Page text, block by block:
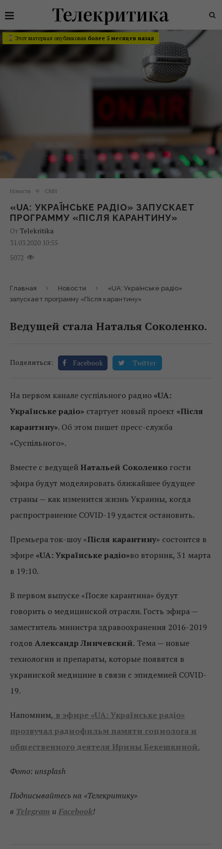
Этот материал опубликован более 5 месяцев назад
Новости СМИ
«UA: УКРАЇНСЬКЕ РАДІО» ЗАПУСКАЕТ
ПРОГРАММУ «ПІСЛЯ КАРАНТИНУ»
От Telekritika
31.03.2020 10:55
5072
Главная Новости
«UA: Українське радіо»
запускает программу «Після карантину»
Ведущей стала Наталья Соколенко.
Поделиться: Facebook Twitter
На первом канале суспільного радио «UA:
Українське радіо» стартует новый проект «Після
карантину». Об этом пишет пресс-служба
«Суспільного».
Вместе с ведущей Натальей Соколенко гости
эфира будут моделировать ближайшее будущее
страны — как изменится жизнь Украины, когда
распространение COVID-19 удастся остановить.
Премьера ток-шоу «Після карантину» состоится в
эфире «UA: Українське радіо»во вторник, 31 марта
в 19:10.
В первом выпуске «После карантина» будут
говорить о медицинской отрасли. Гость эфира —
заместитель министра здравоохранения 2016-2019
годов Александр Линчевский. Тема — новые
технологии и препараты, которые появятся в
украинской медицине в связи с эпидемией COVID-
19.
Напомним, в эфире «UA: Українське радіо»
прозвучал радиофильм памяти социолога и
общественного деятеля Ирины Бекешкиной.
Фото: unsplash
Подписывайтесь на «Телекритику»
в Telegram и Facebook!